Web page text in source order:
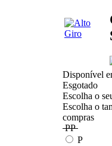
Disponível
Esgotado
Escolha o
Escolha o
compras
PP
P